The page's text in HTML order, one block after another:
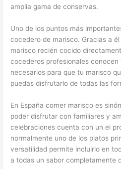
amplia gama de conservas.
Uno de los puntos más
cocedero de marisco. Gracias a
marisco recién cocido
cocederos profesionales conocen
necesarios para que tu marisco
puedas disfrutarlo de todas las
En España comer marisco es
poder disfrutar con familiares y
celebraciones cuenta con un el
normalmente uno de los platos
versatilidad permite incluirlo en
a todas un sabor completamente